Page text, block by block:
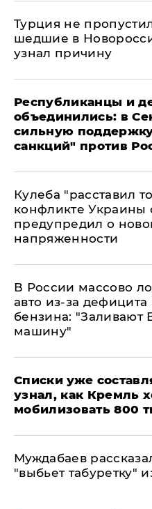
Турция не
шедшие в
узнал причину
Республиканцы и
объединились: в
сильную
санкций" против
Кулеба "расставил
конфликте
предупредил о
напряженности
В России массово
авто из-за дефицита
бензина: "Заливают
машину"
Списки уже
узнал, как Кремль
мобилизовать 800
Муждабаев
"выбьет табуретку"